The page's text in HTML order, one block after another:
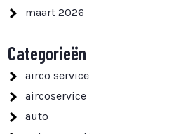
maart 2026
Categorieën
airco service
aircoservice
auto